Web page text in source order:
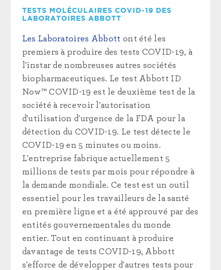
TESTS MOLÉCULAIRES COVID-19 DES
LABORATOIRES ABBOTT
Les Laboratoires Abbott ont été les
premiers à produire des tests COVID-19, à
l'instar de nombreuses autres sociétés
biopharmaceutiques. Le test Abbott ID
Now™ COVID-19 est le deuxième test de la
société à recevoir l'autorisation
d'utilisation d'urgence de la FDA pour la
détection du COVID-19. Le test détecte le
COVID-19 en 5 minutes ou moins.
L'entreprise fabrique actuellement 5
millions de tests par mois pour répondre à
la demande mondiale. Ce test est un outil
essentiel pour les travailleurs de la santé
en première ligne et a été approuvé par des
entités gouvernementales du monde
entier. Tout en continuant à produire
davantage de tests COVID-19, Abbott
s'efforce de développer d'autres tests pour